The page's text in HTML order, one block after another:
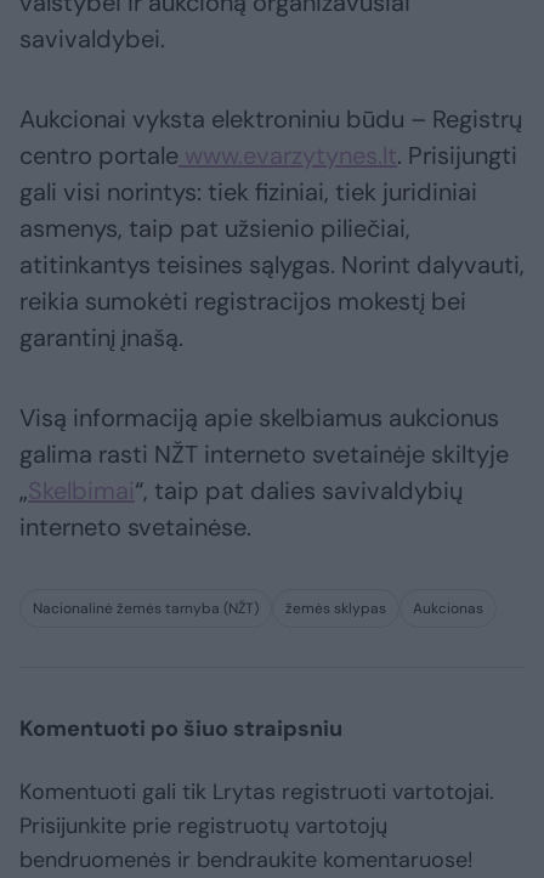
savivaldybei.
Aukcionai vyksta elektroniniu būdu – Registrų
centro portale www.evarzytynes.lt. Prisijungti
gali visi norintys: tiek fiziniai, tiek juridiniai
asmenys, taip pat užsienio piliečiai,
atitinkantys teisines sąlygas. Norint dalyvauti,
reikia sumokėti registracijos mokestį bei
garantinį įnašą.
Visą informaciją apie skelbiamus aukcionus
galima rasti NŽT interneto svetainėje skiltyje
„Skelbimai“, taip pat dalies savivaldybių
interneto svetainėse.
Nacionalinė žemės tarnyba (NŽT) žemės sklypas Aukcionas
Komentuoti po šiuo straipsniu
Komentuoti gali tik Lrytas registruoti vartotojai.
Prisijunkite prie registruotų vartotojų
bendruomenės ir bendraukite komentaruose!